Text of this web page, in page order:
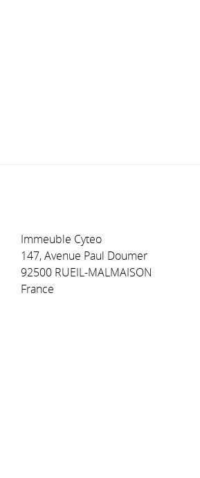
Immeuble Cyteo
147, Avenue Paul Doumer
92500 RUEIL-MALMAISON
France